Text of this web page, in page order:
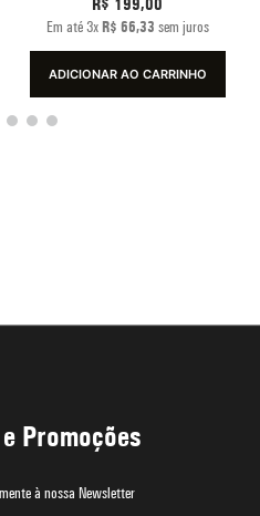
Em até3x R$ 66,33 sem juros
ADICIONAR AO CARRINHO
Promoções
à nossa Newsletter